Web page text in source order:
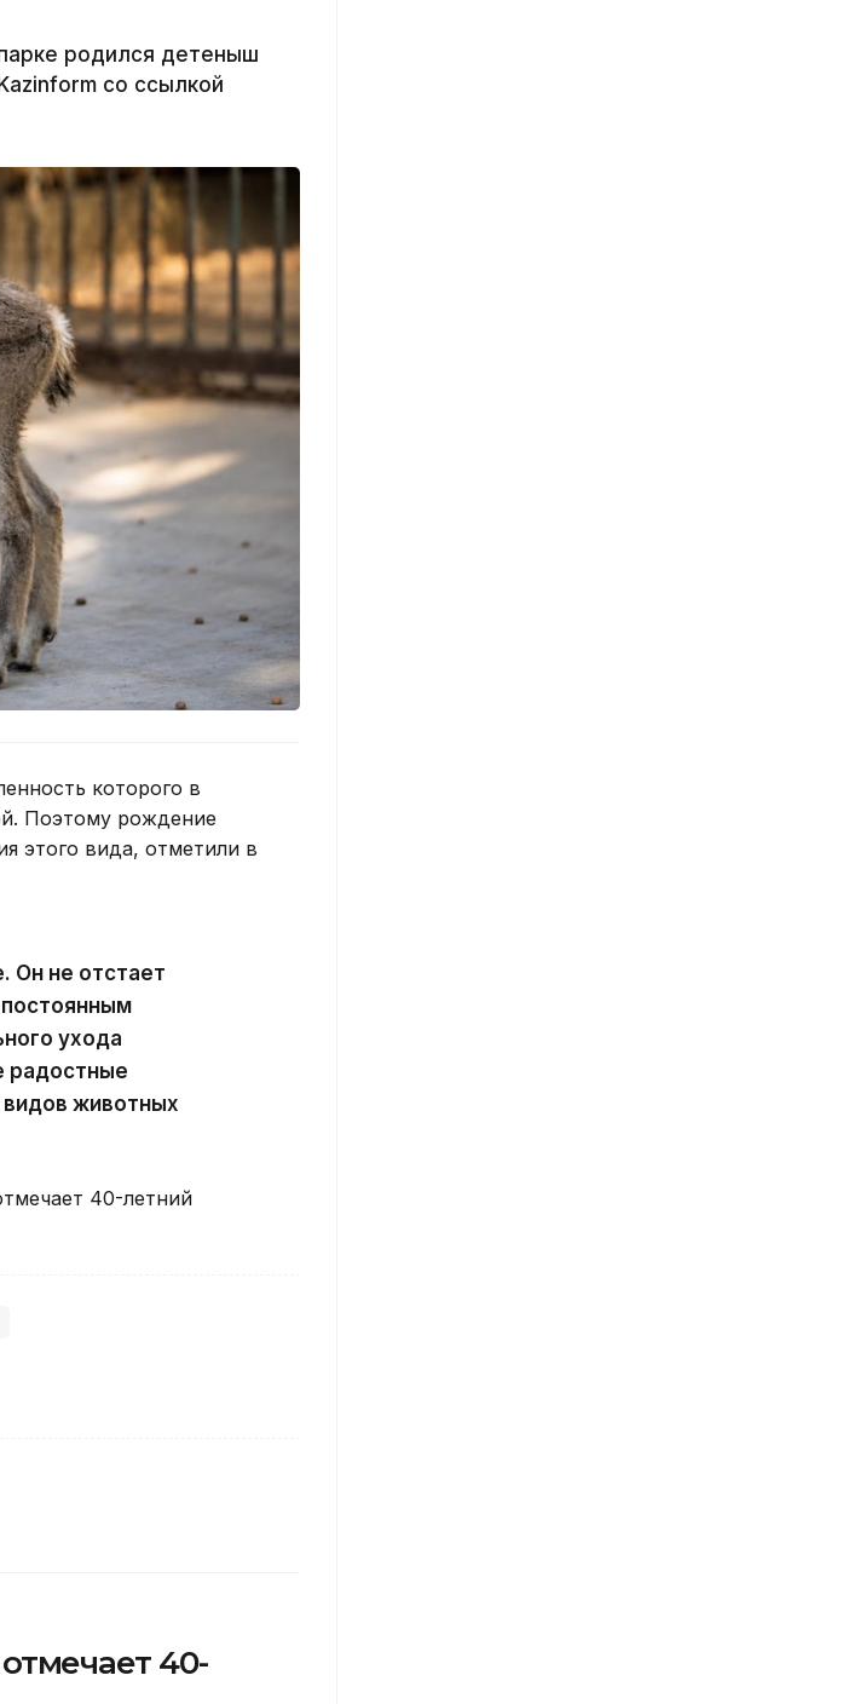
родился детеныш
со ссылкой
которого в
Поэтому рождение
этого вида, отметили в
Он не отстает
ухода
радостные
животных
40-летний
40-